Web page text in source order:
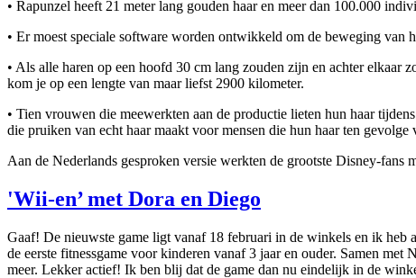
• Rapunzel heeft 21 meter lang gouden haar en meer dan 100.000
• Er moest speciale software worden ontwikkeld om de beweging van
• Als alle haren op een hoofd 30 cm lang zouden zijn en achter elkaar
kom je op een lengte van maar liefst 2900 kilometer.
• Tien vrouwen die meewerkten aan de productie lieten hun haar
die pruiken van echt haar maakt voor mensen die hun haar ten
Aan de Nederlands gesproken versie werkten de grootste Disney-
'Wii-en’ met Dora en Diego
Gaaf! De nieuwste game ligt vanaf 18 februari in de winkels en ik heb
de eerste fitnessgame voor kinderen vanaf 3 jaar en ouder. Samen
meer. Lekker actief! Ik ben blij dat de game dan nu eindelijk in de